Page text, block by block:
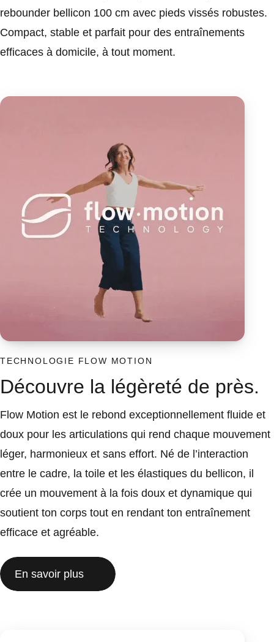
rebounder bellicon 100 cm avec pieds vissés robustes.
Compact, stable et parfait pour des entraînements
efficaces à domicile, à tout moment.
TECHNOLOGIE FLOW MOTION
Découvre la légèreté de près.
Flow Motion est le rebond exceptionnellement fluide et
doux pour les articulations qui rend chaque mouvement
léger, harmonieux et sans effort. Né de l’interaction
entre le cadre, la toile et les élastiques du bellicon, il
crée un mouvement à la fois doux et dynamique qui
soutient ton corps tout en rendant ton entraînement
efficace et agréable.
En savoir plus